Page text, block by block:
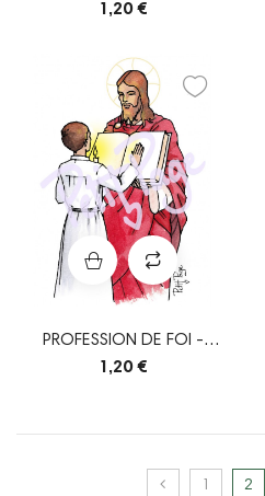
1,20 €
PROFESSION DE FOI -
GARÇON
1,20 €
1 2